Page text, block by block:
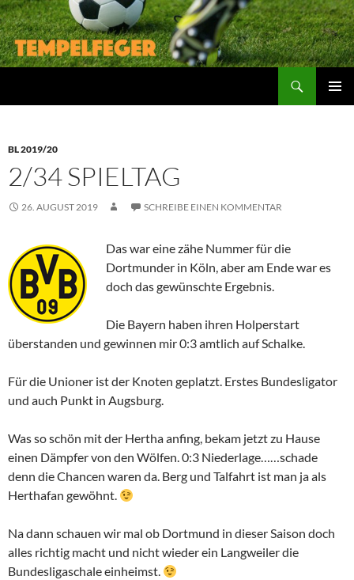
BL 2019/20
2/34 SPIELTAG
26. AUGUST 2019 SCHREIBE EINEN KOMMENTAR
Das war eine zähe Nummer für die
Dortmunder in Köln, aber am Ende war es
doch das gewünschte Ergebnis.
Die Bayern haben ihren Holperstart
überstanden und gewinnen mir 0:3 amtlich auf Schalke.
Für die Unioner ist der Knoten geplatzt. Erstes Bundesligator
und auch Punkt in Augsburg.
Was so schön mit der Hertha anfing, bekam jetzt zu Hause
einen Dämpfer von den Wölfen. 0:3 Niederlage……schade
denn die Chancen waren da. Berg und Talfahrt ist man ja als
Herthafan gewöhnt.
Na dann schauen wir mal ob Dortmund in dieser Saison doch
alles richtig macht und nicht wieder ein Langweiler die
Bundesligaschale einheimst.